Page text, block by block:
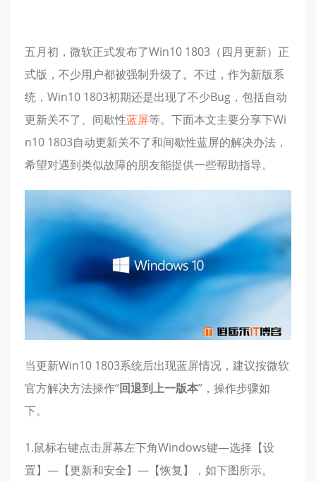
五月初，微软正式发布了Win10 1803（四月更新）正
式版，不少用户都被强制升级了。不过，作为新版系
统，Win10 1803初期还是出现了不少Bug，包括自动
更新关不了、间歇性蓝屏等。下面本文主要分享下Wi
n10 1803自动更新关不了和间歇性蓝屏的解决办法，
希望对遇到类似故障的朋友能提供一些帮助指导。
当更新Win10 1803系统后出现蓝屏情况，建议按微软
官方解决方法操作“回退到上一版本”，操作步骤如
下。
1.鼠标右键点击屏幕左下角Windows键—选择【设
置】—【更新和安全】—【恢复】，如下图所示。